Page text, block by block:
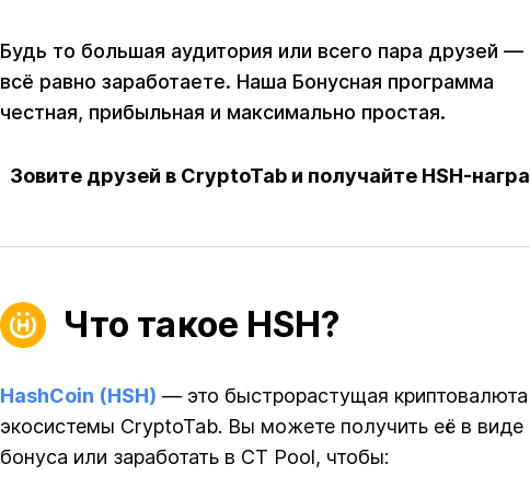
Будь то большая аудитория или всего пара друзей —
всё равно заработаете. Наша Бонусная программа
честная, прибыльная и максимально простая.
Зовите друзей в CryptoTab и получайте HSH-
Что такое HSH?
HashCoin (HSH) — это быстрорастущая криптовалюта
экосистемы CryptoTab. Вы можете получить её в виде
бонуса или заработать в CT Pool, чтобы: